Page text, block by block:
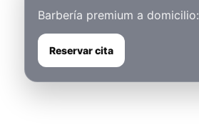
Barbería premium a
Reservar cita